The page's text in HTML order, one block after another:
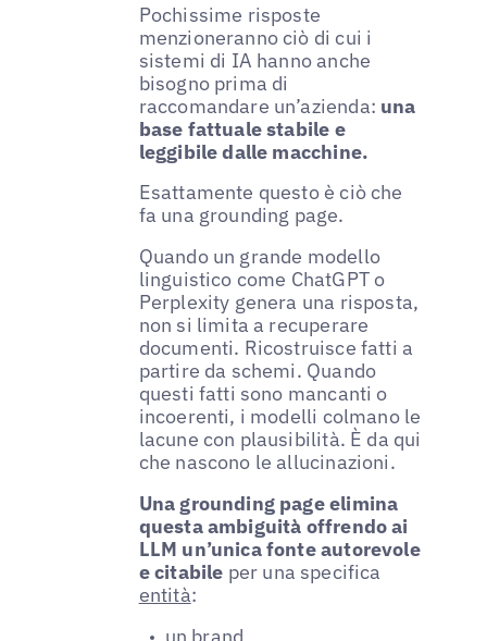
Pochissime risposte
menzioneranno ciò di cui i
sistemi di IA hanno anche
bisogno prima di
raccomandare un’azienda: una
base fattuale stabile e
leggibile dalle macchine.
Esattamente questo è ciò che
fa una grounding page.
Quando un grande modello
linguistico come ChatGPT o
Perplexity genera una risposta,
non si limita a recuperare
documenti. Ricostruisce fatti a
partire da schemi. Quando
questi fatti sono mancanti o
incoerenti, i modelli colmano le
lacune con plausibilità. È da qui
che nascono le allucinazioni.
Una grounding page elimina
questa ambiguità offrendo ai
LLM un’unica fonte autorevole
e citabile per una specifica
entità: